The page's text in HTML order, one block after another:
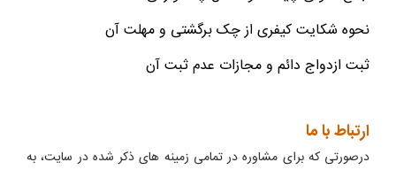
نحوه شکایت کیفری از چک برگشتی و مهلت آن
ثبت ازدواج دائم و مجازات عدم ثبت آن
ارتباط با ما
درصورتی که برای مشاوره در تمامی زمینه های ذکر شده در سایت، به